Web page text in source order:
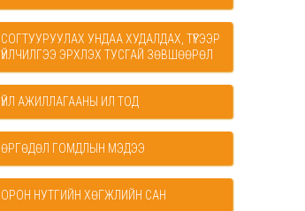
СОГТУУРУУЛАХ УНДАА ХУДАЛДАХ, ТҮҮГЭЭР
ҮЙЛЧИЛГЭЭ ЭРХЛЭХ ТУСГАЙ ЗӨВШӨӨРӨЛ
ҮЙЛ АЖИЛЛАГААНЫ ИЛ ТОД
ӨРГӨДӨЛ ГОМДЛЫН МЭДЭЭ
ОРОН НУТГИЙН ХӨГЖЛИЙН САН